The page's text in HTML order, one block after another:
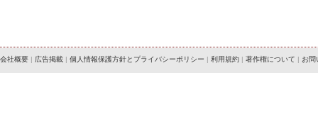
会社概要 | 広告掲載 | 個人情報保護方針とプライバシーポリシー | 利用規約 | 著作権について | お問